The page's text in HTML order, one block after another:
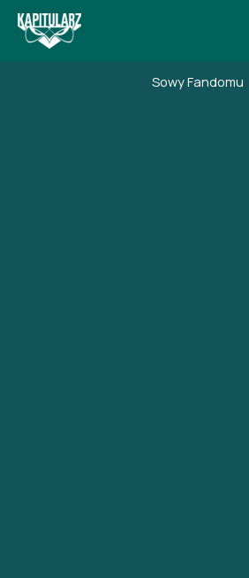
Przejdź
Sowy Fandomu